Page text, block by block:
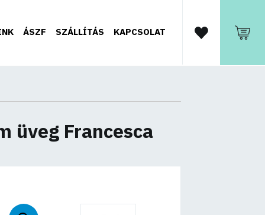
ÁSZF SZÁLLÍTÁS KAPCSOLAT
üveg Francesca